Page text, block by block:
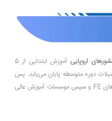
اروپایی
آموزش ابتدایی از 5
سن 16 سالگی تحصیلات دوره متوسطه پایان می‌یابد. پس
از آن دانش آموزان برای رفتن به کالج‌های FE و سپس موسسات آموزش عالی